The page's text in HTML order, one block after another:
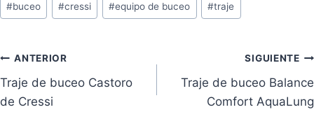
#buceo #cressi #equipo de buceo #traje
ANTERIOR
Traje de buceo Castoro
de Cressi
SIGUIENTE
Traje de buceo Balance
Comfort AquaLung